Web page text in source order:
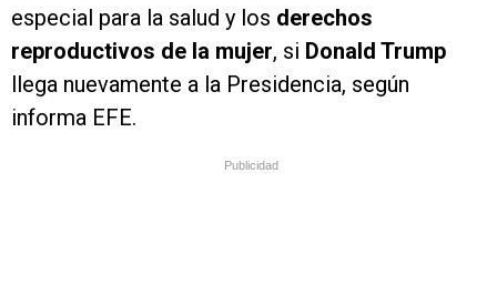
especial para la salud y los derechos
reproductivos de la mujer, si Donald Trump
llega nuevamente a la Presidencia, según
informa EFE.
Publicidad